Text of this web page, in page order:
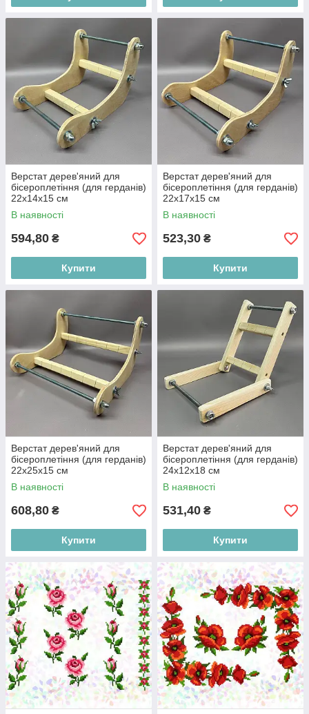
Верстат дерев'яний для
бісероплетіння (для герданів)
22х14х15 см
В наявності
594,80 ₴
Купити
Верстат дерев'яний для
бісероплетіння (для герданів)
22х17х15 см
В наявності
523,30 ₴
Купити
Верстат дерев'яний для
бісероплетіння (для герданів)
22х25х15 см
В наявності
608,80 ₴
Купити
Верстат дерев'яний для
бісероплетіння (для герданів)
24х12х18 см
В наявності
531,40 ₴
Купити